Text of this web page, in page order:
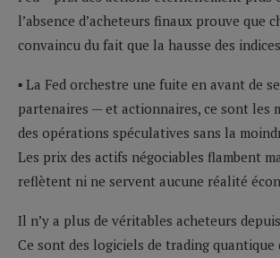
l’absence d’acheteurs finaux prouve que
convaincu du fait que la hausse des
▪ La Fed orchestre une fuite en avant de
partenaires — et actionnaires, ce sont les
des opérations spéculatives sans la
Les prix des actifs négociables flambent
reflètent ni ne servent aucune réalité
Il n’y a plus de véritables acheteurs
Ce sont des logiciels de trading